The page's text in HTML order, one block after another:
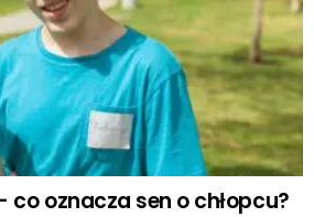
co oznacza sen o chłopcu?